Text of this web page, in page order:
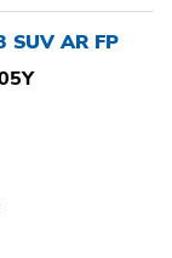
SUV AR FP